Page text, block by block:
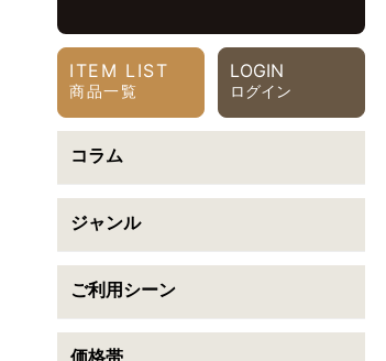
カテゴリで絞り込む
送料無料
ITEM LIST
商品一覧
LOGIN
ログイン
コラム
ジャンル
ご利用シーン
価格帯